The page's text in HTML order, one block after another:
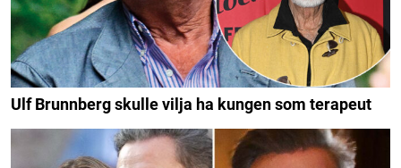
Ulf Brunnberg skulle vilja ha kungen som terapeut